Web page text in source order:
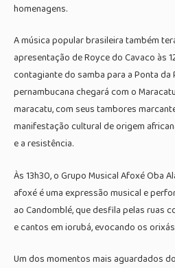
homenagens.
A música popular brasileira também
apresentação de Royce do Cavaco às
contagiante do samba para a Ponta da
pernambucana chegará com o
maracatu, com seus tambores
manifestação cultural de origem
e a resistência.
Às 13h30, o Grupo Musical Afoxé Oba
afoxé é uma expressão musical e
ao Candomblé, que desfila pelas ruas
e cantos em iorubá, evocando os
Um dos momentos mais aguardados